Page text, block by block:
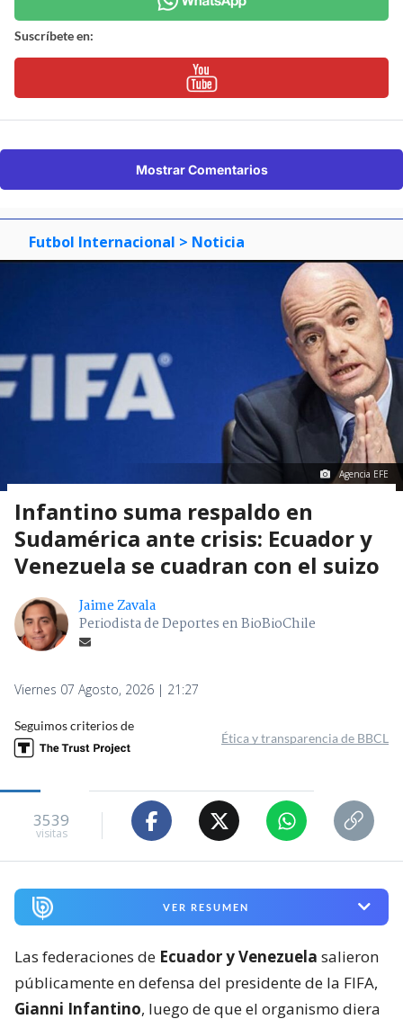
Suscríbete en:
Mostrar Comentarios
Futbol Internacional > Noticia
Agencia EFE
Infantino suma respaldo en
Sudamérica ante crisis: Ecuador y
Venezuela se cuadran con el suizo
Jaime Zavala
Periodista de Deportes en BioBioChile
Viernes 07 Agosto, 2026 | 21:27
Seguimos criterios de
Ética y transparencia de BBCL
3539
visitas
VER RESUMEN
Las federaciones de Ecuador y Venezuela salieron
públicamente en defensa del presidente de la FIFA,
Gianni Infantino, luego de que el organismo diera